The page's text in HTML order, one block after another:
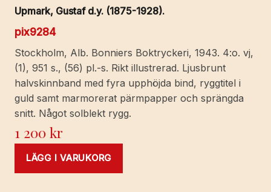
Upmark, Gustaf d.y. (1875-1928).
pix9284
Stockholm, Alb. Bonniers Boktryckeri, 1943. 4:o. vj,
(1), 951 s., (56) pl.-s. Rikt illustrerad. Ljusbrunt
halvskinnband med fyra upphöjda bind, ryggtitel i
guld samt marmorerat pärmpapper och sprängda
snitt. Något solblekt rygg.
1 200kr
LÄGG I VARUKORG